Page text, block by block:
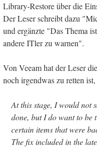
Library-Restore über die
Der Leser schreibt dazu
und ergänzte "Das Thema
andere ITler zu warnen".
Von Veeam hat der Leser
noch irgendwas zu retten
At this stage, I would not
done, but I do want to be
certain items that were
The fix included in the